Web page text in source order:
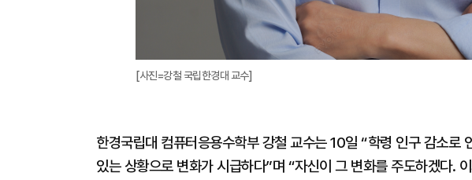
[사진=강철 국립한경대 교수]
한경국립대 컴퓨터응용수학부 강철 교수는 10일 “학령 인구 감소로
있는 상황으로 변화가 시급하다”며 “자신이 그 변화를 주도하겠다.